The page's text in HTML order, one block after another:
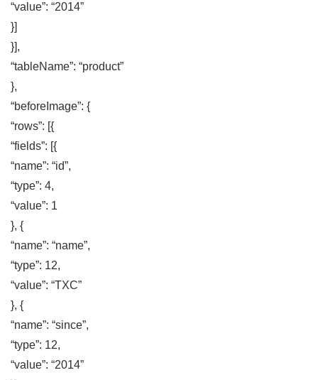
“value”: “2014”
}]
}],
“tableName”: “product”
},
“beforeImage”: {
“rows”: [{
“fields”: [{
“name”: “id”,
“type”: 4,
“value”: 1
}, {
“name”: “name”,
“type”: 12,
“value”: “TXC”
}, {
“name”: “since”,
“type”: 12,
“value”: “2014”